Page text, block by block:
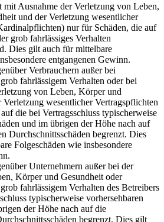
mit Ausnahme der Verletzung von Leben,
und der Verletzung wesentlicher
nur für Schäden, die auf
grob fahrlässiges Verhalten
Dies gilt auch für mittelbare
entgangenen Gewinn.
Verbrauchern außer bei
fahrlässigem Verhalten oder bei
von Leben, Körper und
Verletzung wesentlicher Vertragspflichten
die bei Vertragsschluss typischerweise
und im übrigen der Höhe nach auf
Durchschnittsschäden begrenzt. Dies
Folgeschäden wie insbesondere
Unternehmern außer bei der
Körper und Gesundheit oder
fahrlässigem Verhalten des Betreibers
typischerweise vorhersehbaren
der Höhe nach auf die
begrenzt. Dies gilt